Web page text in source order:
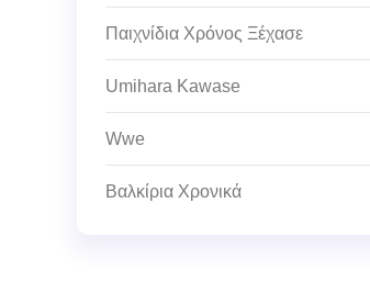
Παιχνίδια Χρόνος Ξέχασε
Umihara Kawase
Wwe
Βαλκίρια Χρονικά